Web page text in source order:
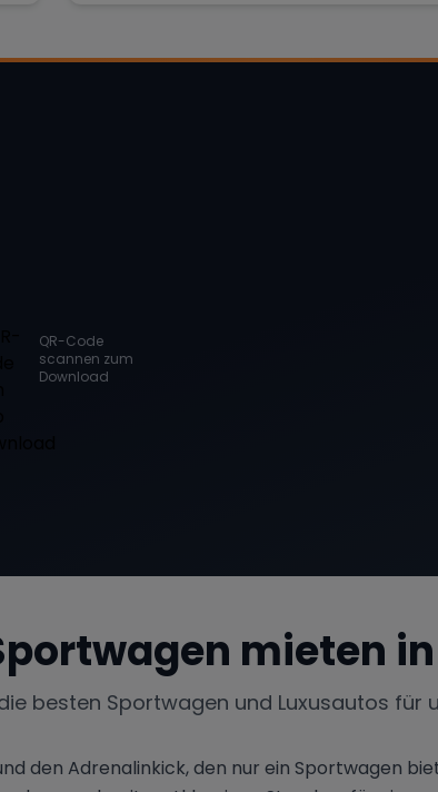
QR-Code
scannen zum
Download
mieten in
besten Sportwagen und Luxusautos für
den Adrenalinkick, den nur ein Sportwagen